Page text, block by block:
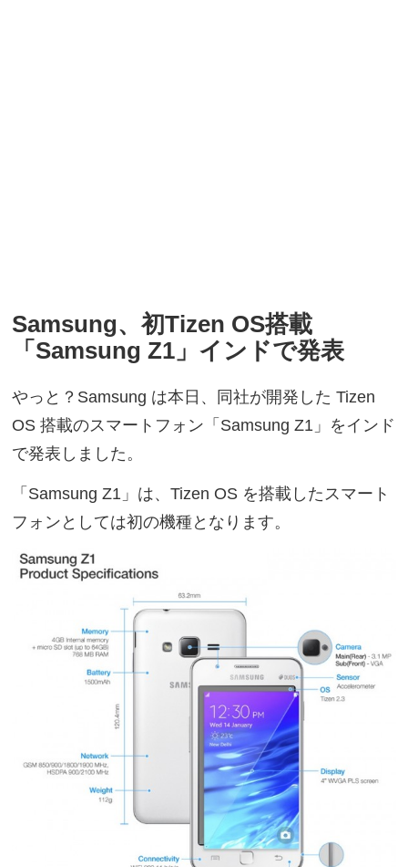
Samsung、初Tizen OS搭載
「Samsung Z1」インドで発表
やっと？Samsung は本日、同社が開発した Tizen
OS 搭載のスマートフォン「Samsung Z1」をインド
で発表しました。
「Samsung Z1」は、Tizen OS を搭載したスマート
フォンとしては初の機種となります。